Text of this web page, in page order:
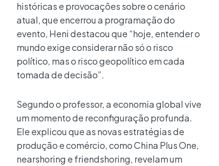
históricas e provocações sobre o cenário
atual, que encerrou a programação do
evento, Heni destacou que “hoje, entender o
mundo exige considerar não só o risco
político, mas o risco geopolítico em cada
tomada de decisão”.
Segundo o professor, a economia global vive
um momento de reconfiguração profunda.
Ele explicou que as novas estratégias de
produção e comércio, como China Plus One,
nearshoring e friendshoring, revelam um